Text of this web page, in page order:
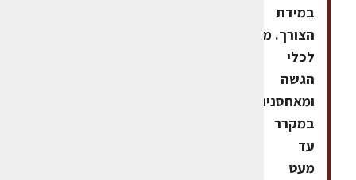
במידת
הצורך. מעבירים
לכלי
הגשה
ומאחסנים
במקרר
עד
מעט